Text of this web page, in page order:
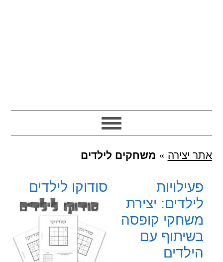
אתר יצירה » משחקים לילדים
סודוקו לילדים
פעילויות
לילדים: יצירת
משחקי קופסה
בשיתוף עם
הילדים